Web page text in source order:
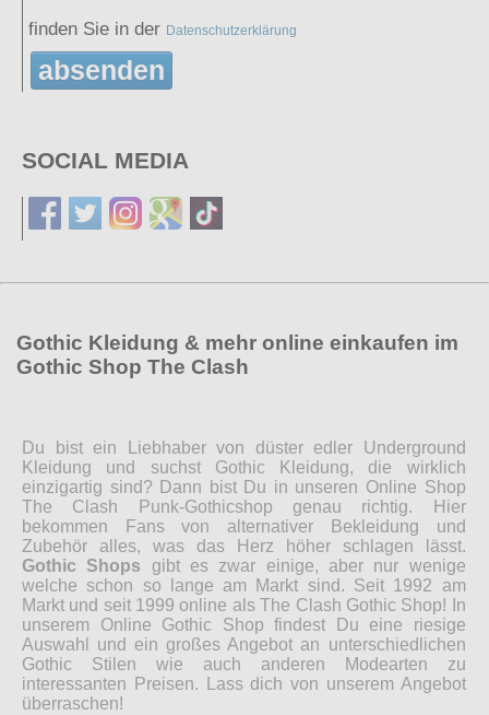
finden Sie in der Datenschutzerklärung
absenden
SOCIAL MEDIA
Gothic Kleidung & mehr online einkaufen im
Gothic Shop The Clash
Du bist ein Liebhaber von düster edler Underground
Kleidung und suchst Gothic Kleidung, die wirklich
einzigartig sind? Dann bist Du in unseren Online Shop
The Clash Punk-Gothicshop genau richtig. Hier
bekommen Fans von alternativer Bekleidung und
Zubehör alles, was das Herz höher schlagen lässt.
Gothic Shops gibt es zwar einige, aber nur wenige
welche schon so lange am Markt sind. Seit 1992 am
Markt und seit 1999 online als The Clash Gothic Shop! In
unserem Online Gothic Shop findest Du eine riesige
Auswahl und ein großes Angebot an unterschiedlichen
Gothic Stilen wie auch anderen Modearten zu
interessanten Preisen. Lass dich von unserem Angebot
überraschen!